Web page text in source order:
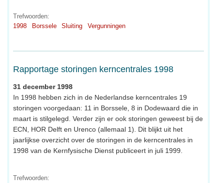
Trefwoorden:
1998
Borssele Sluiting Vergunningen
Rapportage storingen kerncentrales 1998
31 december 1998
In 1998 hebben zich in de Nederlandse kerncentrales 19
storingen voorgedaan: 11 in Borssele, 8 in Dodewaard die in
maart is stilgelegd. Verder zijn er ook storingen geweest bij de
ECN, HOR Delft en Urenco (allemaal 1). Dit blijkt uit het
jaarlijkse overzicht over de storingen in de kerncentrales in
1998 van de Kernfysische Dienst publiceert in juli 1999.
Trefwoorden: